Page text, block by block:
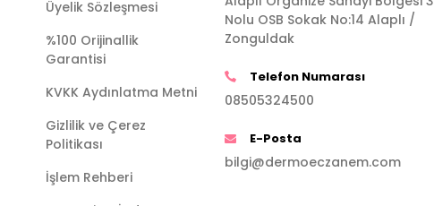
Üyelik Sözleşmesi
%100 Orijinallik
Garantisi
KVKK Aydınlatma Metni
Gizlilik ve Çerez
Politikası
İşlem Rehberi
Nolu OSB Sokak No:14 Alaplı /
Zonguldak
Telefon Numarası
08505324500
E-Posta
bilgi@dermoeczanem.com